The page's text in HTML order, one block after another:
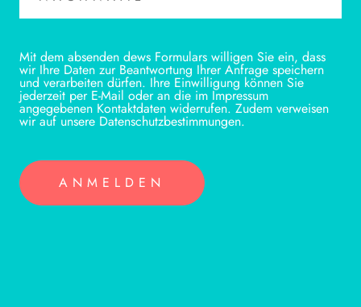
Mit dem absenden dews Formulars willigen Sie ein, dass
wir Ihre Daten zur Beantwortung Ihrer Anfrage speichern
und verarbeiten dürfen. Ihre Einwilligung können Sie
jederzeit per E-Mail oder an die im Impressum
angegebenen Kontaktdaten widerrufen. Zudem verweisen
wir auf unsere Datenschutzbestimmungen.